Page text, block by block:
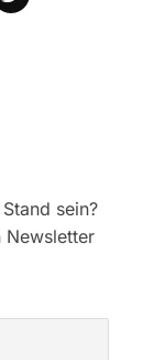
sein?
Newsletter